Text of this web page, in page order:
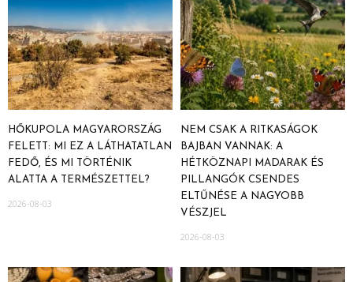
HŐKUPOLA MAGYARORSZÁG
FELETT: MI EZ A LÁTHATATLAN
FEDŐ, ÉS MI TÖRTÉNIK
ALATTA A TERMÉSZETTEL?
2026-08-03
NEM CSAK A RITKASÁGOK
BAJBAN VANNAK: A
HÉTKÖZNAPI MADARAK ÉS
PILLANGÓK CSENDES
ELTŰNÉSE A NAGYOBB
VÉSZJEL
2026-08-03